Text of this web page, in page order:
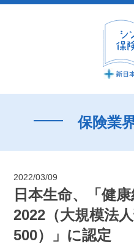
保険業
2022/03/09
日本生命、「健
2022（大規模法
500）」に認定